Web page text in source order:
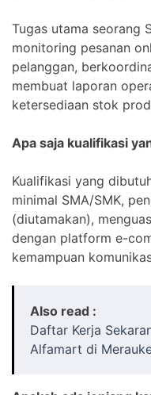
Tugas utama seorang
monitoring pesanan
pelanggan,
membuat laporan
ketersediaan stok
Apa saja kualifikasi
Kualifikasi yang
minimal SMA/SMK,
(diutamakan),
dengan platform e-
kemampuan
Also read :
Daftar Kerja
Alfamart di